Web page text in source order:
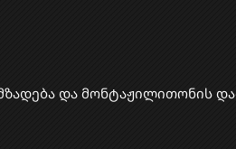
და მონტაჟი​ლითონის